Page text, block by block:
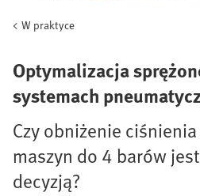
W praktyce
Optymalizacja
systemach
Czy obniżenie
maszyn do 4 barów
decyzją?